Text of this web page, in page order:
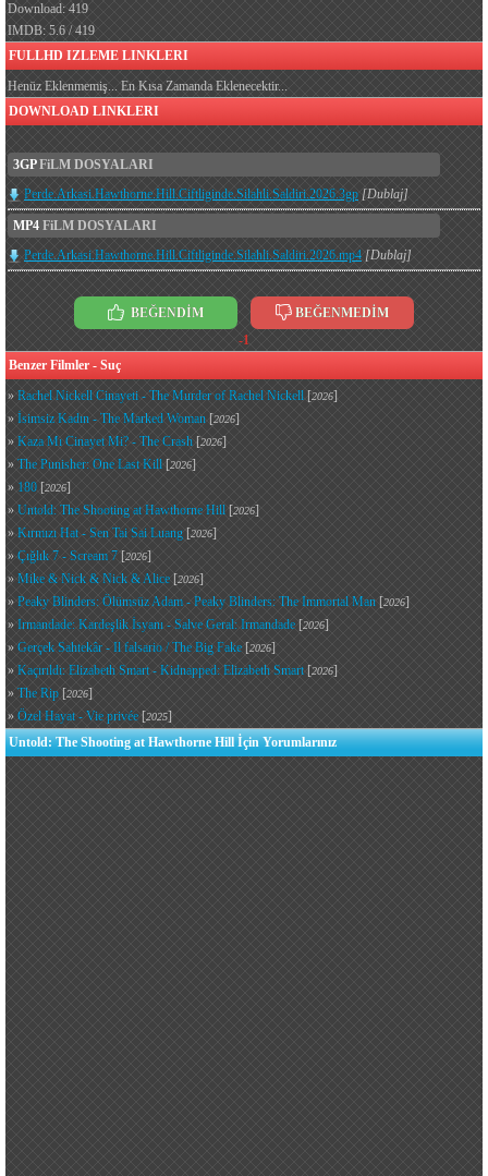
Download: 419
IMDB: 5.6 / 419
FULLHD IZLEME LINKLERI
Henüz Eklenmemiş... En Kısa Zamanda Eklenecektir...
DOWNLOAD LINKLERI
3GPFiLM DOSYALARI
Perde.Arkasi.Hawthorne.Hill.Ciftliginde.Silahli.Saldiri.2026.3gp [Dublaj]
MP4 FiLM DOSYALARI
Perde.Arkasi.Hawthorne.Hill.Ciftliginde.Silahli.Saldiri.2026.mp4 [Dublaj]
BEĞENDİM
BEĞENMEDİM
-1
Benzer Filmler - Suç
» Rachel Nickell Cinayeti - The Murder of Rachel Nickell [2026]
» İsimsiz Kadın - The Marked Woman [2026]
» Kaza Mı Cinayet Mi? - The Crash [2026]
» The Punisher: One Last Kill [2026]
» 180 [2026]
» Untold: The Shooting at Hawthorne Hill [2026]
» Kırmızı Hat - Sen Tai Sai Luang [2026]
» Çığlık 7 - Scream 7 [2026]
» Mike & Nick & Nick & Alice [2026]
» Peaky Blinders: Ölümsüz Adam - Peaky Blinders: The Immortal Man [2026]
» Irmandade: Kardeşlik İsyanı - Salve Geral: Irmandade [2026]
» Gerçek Sahtekâr - Il falsario / The Big Fake [2026]
» Kaçırıldı: Elizabeth Smart - Kidnapped: Elizabeth Smart[2026]
» The Rip [2026]
» Özel Hayat - Vie privée [2025]
Untold: The Shooting at Hawthorne Hill İçin Yorumlarınız